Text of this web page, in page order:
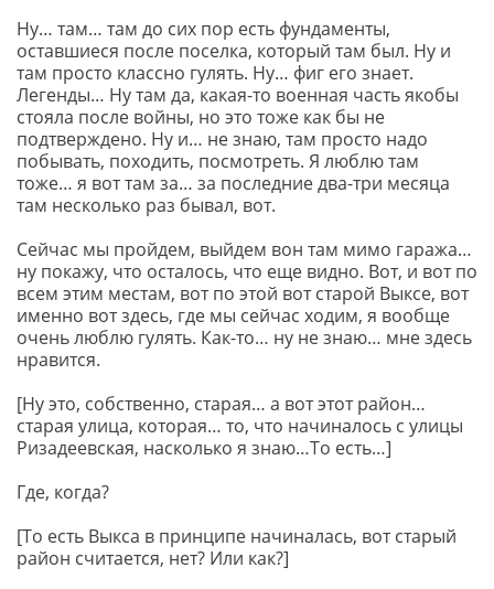
Ну… там… там до сих пор есть фундаменты,
оставшиеся после поселка, который там был. Ну и
там просто классно гулять. Ну… фиг его знает.
Легенды… Ну там да, какая-то военная часть якобы
стояла после войны, но это тоже как бы не
подтверждено. Ну и… не знаю, там просто надо
побывать, походить, посмотреть. Я люблю там
тоже… я вот там за… за последние два-три месяца
там несколько раз бывал, вот.
Сейчас мы пройдем, выйдем вон там мимо гаража…
ну покажу, что осталось, что еще видно. Вот, и вот по
всем этим местам, вот по этой вот старой Выксе, вот
именно вот здесь, где мы сейчас ходим, я вообще
очень люблю гулять. Как-то… ну не знаю… мне здесь
нравится.
[Ну это, собственно, старая… а вот этот район…
старая улица, которая… то, что начиналось с улицы
Ризадеевская, насколько я знаю…То есть…]
Где, когда?
[То есть Выкса в принципе начиналась, вот старый
район считается, нет? Или как?]